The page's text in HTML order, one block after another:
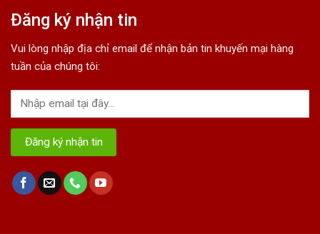
Đăng ký nhận tin
Vui lòng nhập địa chỉ email để nhận bản tin khuyến mại hàng
tuần của chúng tôi: